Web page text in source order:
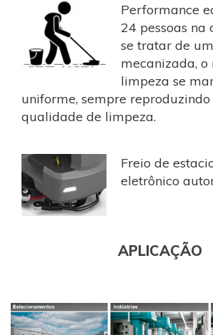
Performance
24 pessoas na
se tratar de
mecanizada,
limpeza se
uniforme, sempre
qualidade de limpeza.
Freio de
eletrônico
APLICAÇÃO